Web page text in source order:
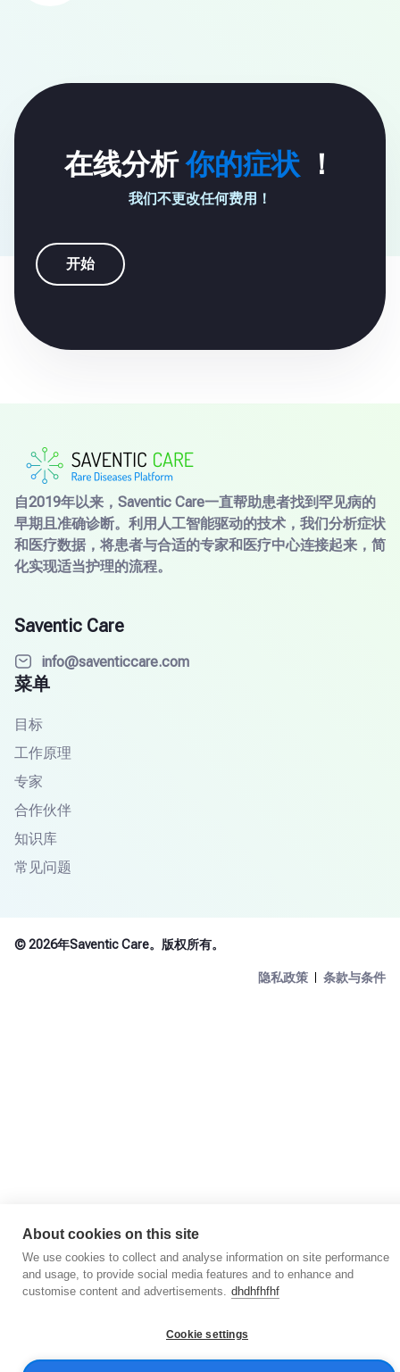
在线分析你的症状 ！
我们不更改任何费用！
开始
自2019年以来，Saventic Care一直帮助患者找到罕见病的
早期且准确诊断。利用人工智能驱动的技术，我们分析症状
和医疗数据，将患者与合适的专家和医疗中心连接起来，简
化实现适当护理的流程。
Saventic Care
info@saventiccare.com
菜单
目标
工作原理
专家
合作伙伴
知识库
常见问题
© 2026年Saventic Care。版权所有。
隐私政策 条款与条件
About cookies on this site
We use cookies to collect and analyse information on site performance
and usage, to provide social media features and to enhance and
customise content and advertisements. dhdhfhfhf
Cookie settings